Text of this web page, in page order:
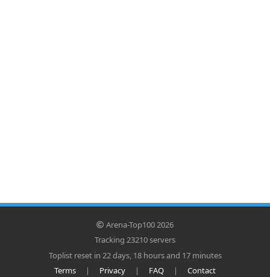
Arena-Top100 2026
Tracking 23210 servers
Toplist reset in 22 days, 18 hours and 17 minutes
Terms
| Privacy | FAQ | Contact